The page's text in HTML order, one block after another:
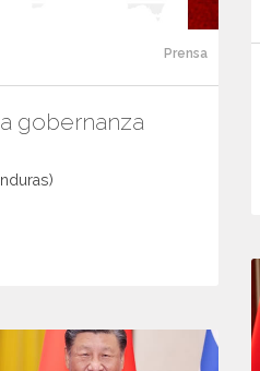
Prensa
gobernanza